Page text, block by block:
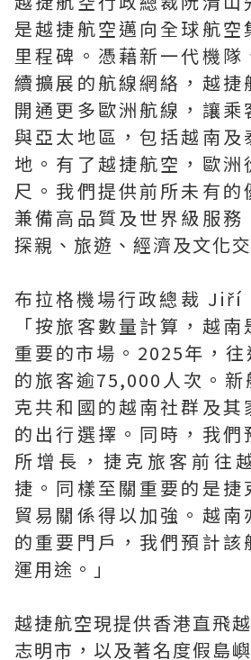
是越捷航空邁向全球航空
里程碑。憑藉新一代機隊
續擴展的航線網絡，越捷
開通更多歐洲航線，讓乘
與亞太地區，包括越南及
地。有了越捷航空，歐洲
尺。我們提供前所未有的
兼備高品質及世界級服務
探親、旅遊、經濟及文化交
布拉格機場行政總裁 Jiří
「按旅客數量計算，越
重要的市場。2025年，往
的旅客逾75,000人次。新
克共和國的越南社群及其
的出行選擇。同時，我們
所增長，捷克旅客前往
捷。同樣至關重要的是捷
貿易關係得以加強。越南
的重要門戶，我們預計該
運用途。」
越捷航空現提供香港直飛
志明市，以及著名度假島